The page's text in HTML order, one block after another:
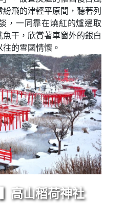
飛的津輕平原間，聽著列
，一同靠在燒紅的爐邊取
干，欣賞著車窗外的銀白
的雪國情懷。
高山稻荷神社